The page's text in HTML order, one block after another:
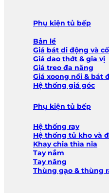
Phụ kiện tủ bếp
Bản lề
Giá bát di động và
Giá dao thớt & gia vị
Giá treo đa năng
Giá xoong nồi & bát
Hệ thống giá góc
Phụ kiện tủ bếp
Hệ thống ray
Hệ thống tủ kho và
Khay chia thìa nĩa
Tay nắm
Tay nâng
Thùng gạo & thùng